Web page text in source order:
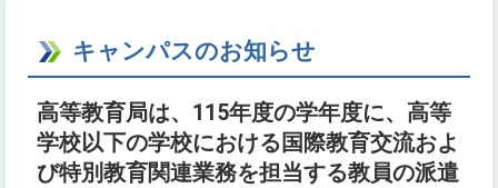
キャンパスのお知らせ
高等教育局は、115年度の学年度に、高等
学校以下の学校における国際教育交流およ
び特別教育関連業務を担当する教員の派遣